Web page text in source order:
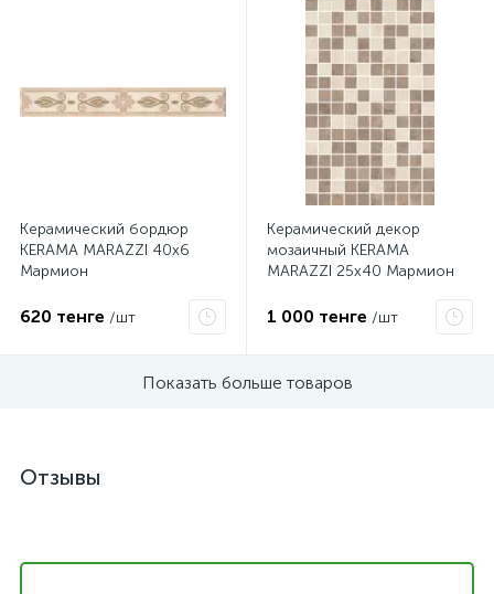
Керамический бордюр
KERAMA MARAZZI 40х6
Мармион
620 тенге /шт
Керамический декор
мозаичный KERAMA
MARAZZI 25х40 Мармион
1 000 тенге /шт
Показать больше товаров
Отзывы